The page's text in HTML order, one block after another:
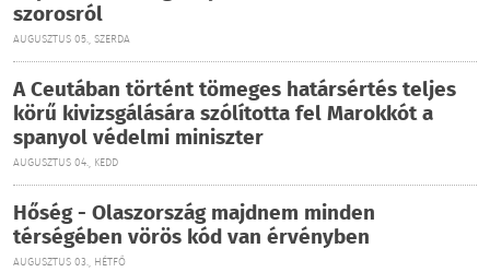
szorosról
AUGUSZTUS 05., SZERDA
A Ceutában történt tömeges határsértés teljes
körű kivizsgálására szólította fel Marokkót a
spanyol védelmi miniszter
AUGUSZTUS 04., KEDD
Hőség - Olaszország majdnem minden
térségében vörös kód van érvényben
AUGUSZTUS 03., HÉTFŐ